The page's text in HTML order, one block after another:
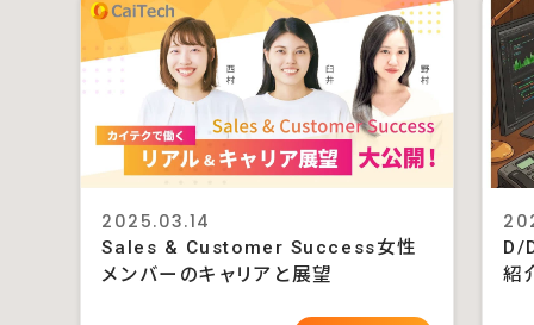
2025.03.14
Sales & Customer Success女性
メンバーのキャリアと展望
D/
紹